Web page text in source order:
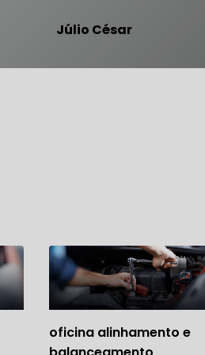
Júlio César
oficina alinhamento e